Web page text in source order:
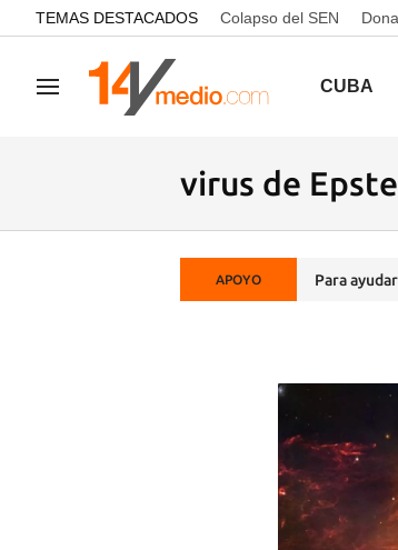
common.go-to-content
TEMAS DESTACADOS Colapso del SEN
Navegación CUBA
virus de
APOYO Para